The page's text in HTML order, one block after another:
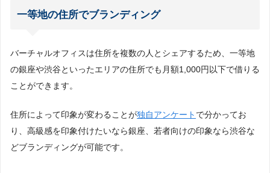
一等地の住所でブランディング
バーチャルオフィスは住所を複数の人とシェアするため、一等地
の銀座や渋谷といったエリアの住所でも月額1,000円以下で借りる
ことができます。
住所によって印象が変わることが独自アンケート で分かってお
り、高級感を印象付けたいなら銀座、若者向けの印象なら渋谷な
どブランディングが可能です。